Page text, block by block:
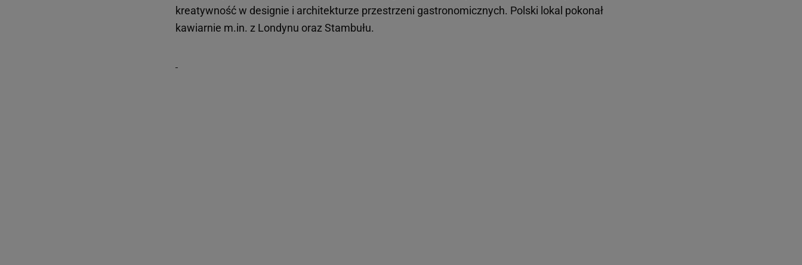
kreatywność w designie i architekturze przestrzeni gastronomicznych. Polski lokal pokonał
kawiarnie m.in. z Londynu oraz Stambułu.